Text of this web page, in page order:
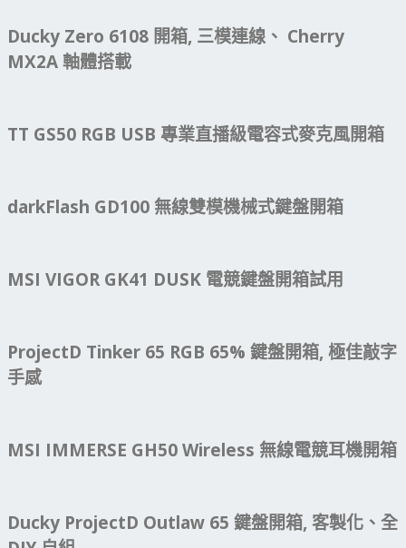
Ducky Zero 6108 開箱, 三模連線、 Cherry
MX2A 軸體搭載
TT GS50 RGB USB 專業直播級電容式麥克風開箱
darkFlash GD100 無線雙模機械式鍵盤開箱
MSI VIGOR GK41 DUSK 電競鍵盤開箱試用
ProjectD Tinker 65 RGB 65% 鍵盤開箱, 極佳敲字
手感
MSI IMMERSE GH50 Wireless 無線電競耳機開箱
Ducky ProjectD Outlaw 65 鍵盤開箱, 客製化、全